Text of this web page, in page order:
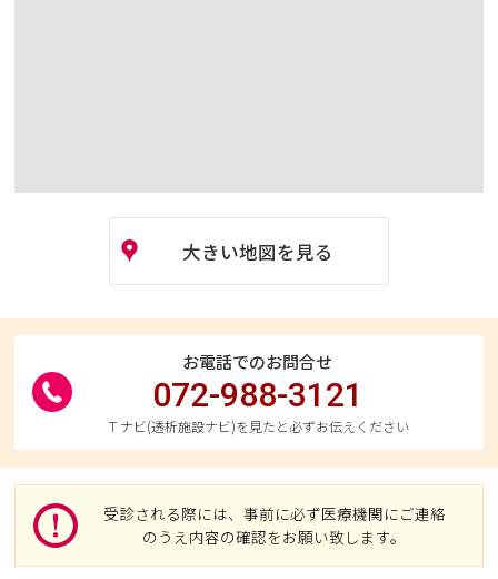
大きい地図を見る
お電話でのお問合せ
072-988-3121
Ｔナビ(透析施設ナビ)を見たと必ずお伝えください
受診される際には、事前に必ず医療機関にご連絡
のうえ内容の確認をお願い致します。